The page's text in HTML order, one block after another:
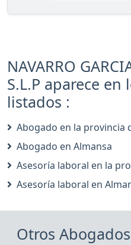
NAVARRO
S.L.P aparece
listados :
Abogado en la provincia
Abogado en Almansa
Asesoría laboral en la
Asesoría laboral en
Otros